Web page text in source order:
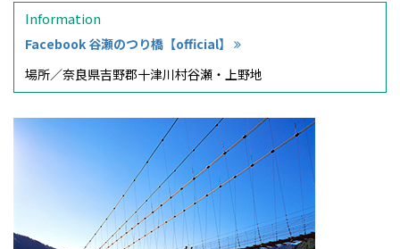
Information
Facebook 谷瀬のつり橋【official】
場所／奈良県吉野郡十津川村谷瀬・上野地